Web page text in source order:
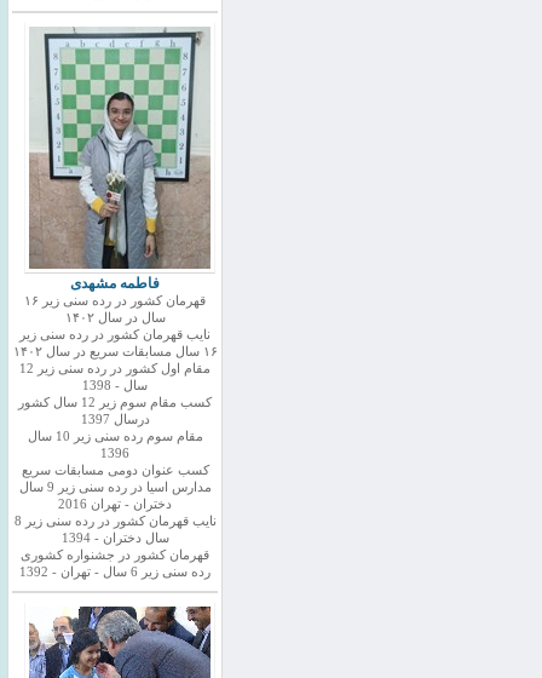
فاطمه مشهدی
قهرمان کشور در رده سنی زیر ۱۶
سال در سال ۱۴۰۲
نایب قهرمان کشور در رده سنی زیر
۱۶ سال مسابقات سریع در سال ۱۴۰۲
مقام اول کشور در رده سنی زیر 12
سال - 1398
کسب مقام سوم زیر 12 سال کشور
درسال 1397
مقام سوم رده سنی زیر 10 سال
1396
کسب عنوان دومی مسابقات سریع
مدارس اسیا در رده سنی زیر 9 سال
دختران - تهران 2016
نایب قهرمان کشور در رده سنی زیر 8
سال دختران - 1394
قهرمان کشور در جشنواره کشوری
رده سنی زیر 6 سال - تهران - 1392